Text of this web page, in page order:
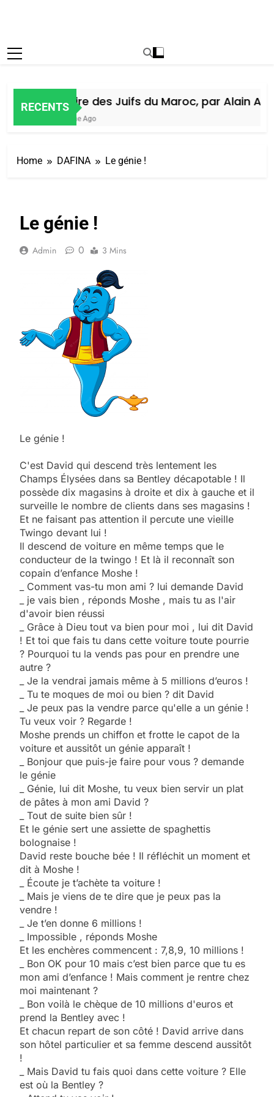
RECENTS
Histoire des Juifs du Maroc, par Alain
1 Semaine Ago
Home DAFINA Le génie !
Le génie !
Admin 0 3 Mins
Le génie !
C'est David qui descend très lentement les
Champs Élysées dans sa Bentley décapotable ! Il
possède dix magasins à droite et dix à gauche et il
surveille le nombre de clients dans ses magasins !
Et ne faisant pas attention il percute une vieille
Twingo devant lui !
Il descend de voiture en même temps que le
conducteur de la twingo ! Et là il reconnaît son
copain d’enfance Moshe !
_ Comment vas-tu mon ami ? lui demande David
_ je vais bien , réponds Moshe , mais tu as l'air
d'avoir bien réussi
_ Grâce à Dieu tout va bien pour moi , lui dit David
! Et toi que fais tu dans cette voiture toute pourrie
? Pourquoi tu la vends pas pour en prendre une
autre ?
_ Je la vendrai jamais même à 5 millions d’euros !
_ Tu te moques de moi ou bien ? dit David
_ Je peux pas la vendre parce qu'elle a un génie !
Tu veux voir ? Regarde !
Moshe prends un chiffon et frotte le capot de la
voiture et aussitôt un génie apparaît !
_ Bonjour que puis-je faire pour vous ? demande
le génie
_ Génie, lui dit Moshe, tu veux bien servir un plat
de pâtes à mon ami David ?
_ Tout de suite bien sûr !
Et le génie sert une assiette de spaghettis
bolognaise !
David reste bouche bée ! Il réfléchit un moment et
dit à Moshe !
_ Écoute je t’achète ta voiture !
_ Mais je viens de te dire que je peux pas la
vendre !
_ Je t’en donne 6 millions !
_ Impossible , réponds Moshe
Et les enchères commencent : 7,8,9, 10 millions !
_ Bon OK pour 10 mais c’est bien parce que tu es
mon ami d’enfance ! Mais comment je rentre chez
moi maintenant ?
_ Bon voilà le chèque de 10 millions d'euros et
prend la Bentley avec !
Et chacun repart de son côté ! David arrive dans
son hôtel particulier et sa femme descend aussitôt
!
_ Mais David tu fais quoi dans cette voiture ? Elle
est où la Bentley ?